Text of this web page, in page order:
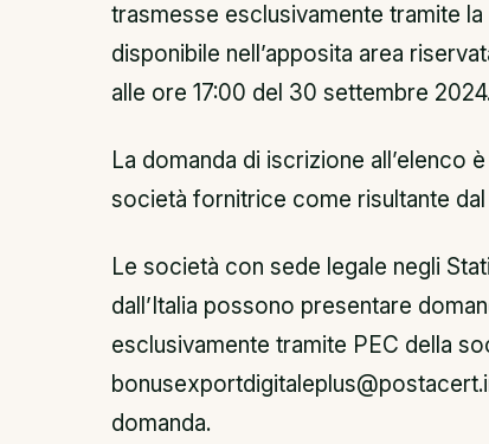
trasmesse esclusivamente tramite
disponibile nell’apposita area
alle ore 17:00 del 30 settembre
La domanda di iscrizione all’elenco
società fornitrice come risultante
Le società con sede legale negli
dall’Italia possono presentare
esclusivamente tramite PEC della
domanda.